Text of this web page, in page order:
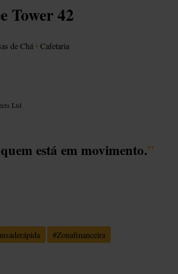
Tower 42
de Chá •Cafetaria
Ltd
está em movimento.”
#Zonafinanceira